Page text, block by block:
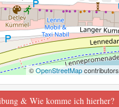
©OpenStreetMapcontributors
& Wie komme ich hierher?